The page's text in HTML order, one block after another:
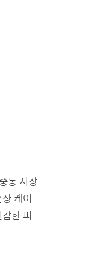
동 시장
케어
한 피